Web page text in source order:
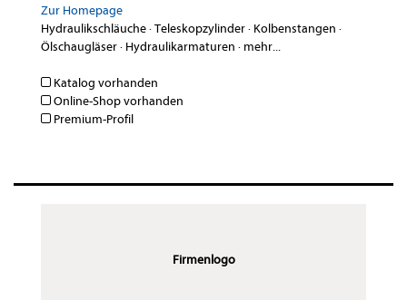
Zur Homepage
Hydraulikschläuche·Teleskopzylinder· Kolbenstangen ·
Ölschaugläser· Hydraulikarmaturen · mehr...
Katalog vorhanden
Online-Shop vorhanden
Premium-Profil
Firmenlogo